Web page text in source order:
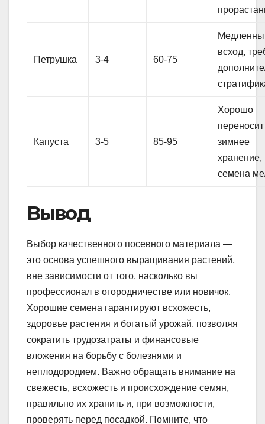
Петрушка 3-4 60-75
всход,
Капуста 3-5 85-95
Хорошо
переносит
зимнее
хранение,
семена
Вывод
Выбор качественного посевного материала —
это основа успешного выращивания растений,
вне зависимости от того, насколько вы
профессионал в огородничестве или новичок.
Хорошие семена гарантируют всхожесть,
здоровье растения и богатый урожай, позволяя
сократить трудозатраты и финансовые
вложения на борьбу с болезнями и
неплодородием. Важно обращать внимание на
свежесть, всхожесть и происхождение семян,
правильно их хранить и, при возможности,
проверять перед посадкой. Помните, что